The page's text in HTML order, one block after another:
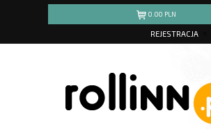
0.00 PLN
REJESTRACJA